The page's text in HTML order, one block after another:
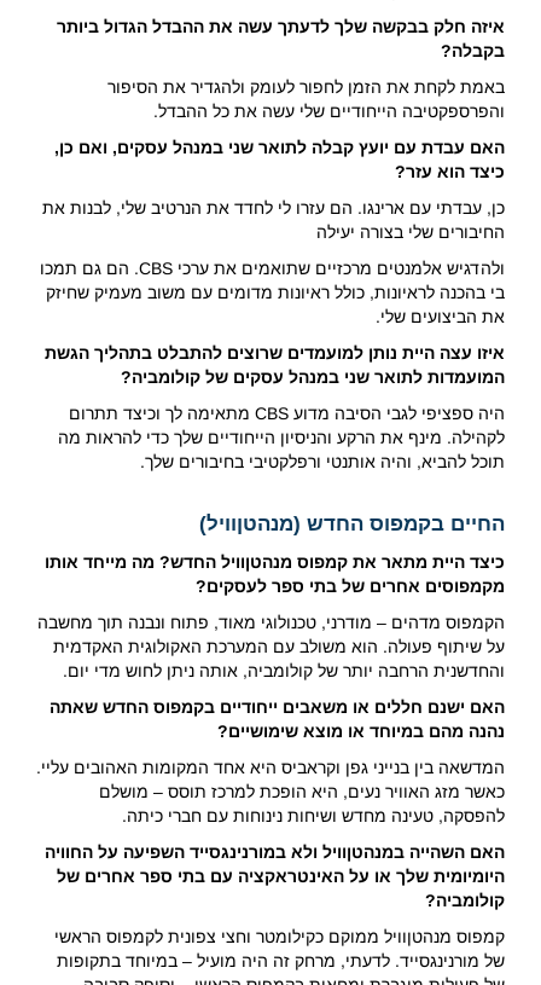
איזה חלק בבקשה שלך לדעתך עשה את ההבדל הגדול ביותר
בקבלה?
באמת לקחת את הזמן לחפור לעומק ולהגדיר את הסיפור
והפרספקטיבה הייחודיים שלי עשה את כל ההבדל.
האם עבדת עם יועץ קבלה לתואר שני במנהל עסקים, ואם כן,
כיצד הוא עזר?
כן, עבדתי עם ארינגו. הם עזרו לי לחדד את הנרטיב שלי, לבנות את
החיבורים שלי בצורה יעילה
ולהדגיש אלמנטים מרכזיים שתואמים את ערכי CBS. הם גם תמכו
בי בהכנה לראיונות, כולל ראיונות מדומים עם משוב מעמיק שחיזק
את הביצועים שלי.
איזו עצה היית נותן למועמדים שרוצים להתבלט בתהליך הגשת
המועמדות לתואר שני במנהל עסקים של קולומביה?
היה ספציפי לגבי הסיבה מדוע CBS מתאימה לך וכיצד תתרום
לקהילה. מינף את הרקע והניסיון הייחודיים שלך כדי להראות מה
תוכל להביא, והיה אותנטי ורפלקטיבי בחיבורים שלך.
החיים בקמפוס החדש (מנהטןוויל)
כיצד היית מתאר את קמפוס מנהטןוויל החדש? מה מייחד אותו
מקמפוסים אחרים של בתי ספר לעסקים?
הקמפוס מדהים – מודרני, טכנולוגי מאוד, פתוח ונבנה תוך מחשבה
על שיתוף פעולה. הוא משולב עם המערכת האקולוגית האקדמית
והחדשנית הרחבה יותר של קולומביה, אותה ניתן לחוש מדי יום.
האם ישנם חללים או משאבים ייחודיים בקמפוס החדש שאתה
נהנה מהם במיוחד או מוצא שימושיים?
המדשאה בין בנייני גפן וקראביס היא אחד המקומות האהובים עליי.
כאשר מזג האוויר נעים, היא הופכת למרכז תוסס – מושלם
להפסקה, טעינה מחדש ושיחות נינוחות עם חברי כיתה.
האם השהייה במנהטןוויל ולא במורנינגסייד השפיעה על החוויה
היומיומית שלך או על האינטראקציה עם בתי ספר אחרים של
קולומביה?
קמפוס מנהטןוויל ממוקם כקילומטר וחצי צפונית לקמפוס הראשי
של מורנינגסייד. לדעתי, מרחק זה היה מועיל – במיוחד בתקופות